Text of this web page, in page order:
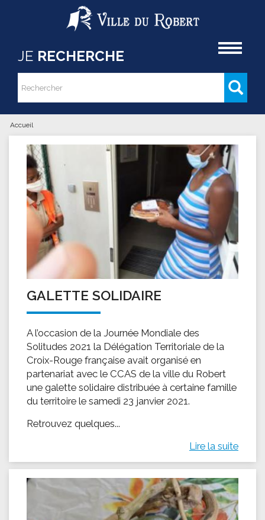
Aller au contenu principal
JE RECHERCHE
Formulaire de recherche
Rechercher
Vous êtes ici
Accueil
GALETTE SOLIDAIRE
A l’occasion de la Journée Mondiale des
Solitudes 2021 la Délégation Territoriale de la
Croix-Rouge française avait organisé en
partenariat avec le CCAS de la ville du Robert
une galette solidaire distribuée à certaine famille
du territoire le samedi 23 janvier 2021.
Retrouvez quelques...
Lire la suite